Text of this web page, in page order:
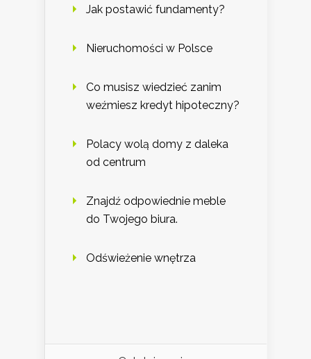
Jak postawić fundamenty?
Nieruchomości w Polsce
Co musisz wiedzieć zanim
weźmiesz kredyt hipoteczny?
Polacy wolą domy z daleka
od centrum
Znajdź odpowiednie meble
do Twojego biura.
Odświeżenie wnętrza